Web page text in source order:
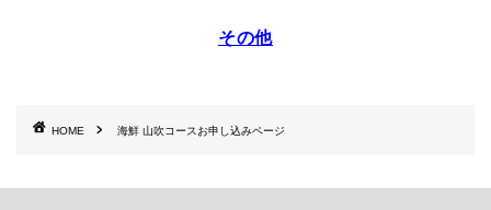
その他
HOME 海鮮 山吹コースお申し込みページ